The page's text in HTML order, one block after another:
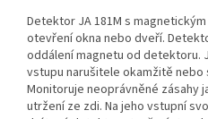
Detektor JA 181M s
otevření okna nebo dveří.
oddálení magnetu od detektoru.
vstupu narušitele okamžitě nebo
Monitoruje neoprávněné zásahy
utržení ze zdi. Na jeho vstupní